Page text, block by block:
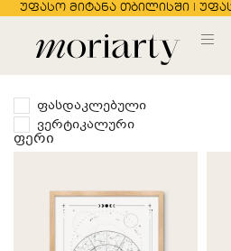
უფასო მიტანა თბილისში |
ფასდაკლებული
ვერტიკალური
ფერი